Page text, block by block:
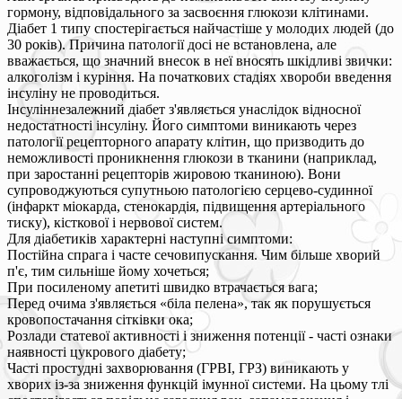
гормону, відповідального за засвоєння глюкози клітинами.
Діабет 1 типу спостерігається найчастіше у молодих людей (до
30 років). Причина патології досі не встановлена, але
вважається, що значний внесок в неї вносять шкідливі звички:
алкоголізм і куріння. На початкових стадіях хвороби введення
інсуліну не проводиться.
Інсуліннезалежний діабет з'являється унаслідок відносної
недостатності інсуліну. Його симптоми виникають через
патології рецепторного апарату клітин, що призводить до
неможливості проникнення глюкози в тканини (наприклад,
при заростанні рецепторів жировою тканиною). Вони
супроводжуються супутньою патологією серцево-судинної
(інфаркт міокарда, стенокардія, підвищення артеріального
тиску), кісткової і нервової систем.
Для діабетиків характерні наступні симптоми:
Постійна спрага і часте сечовипускання. Чим більше хворий
п'є, тим сильніше йому хочеться;
При посиленому апетиті швидко втрачається вага;
Перед очима з'являється «біла пелена», так як порушується
кровопостачання сітківки ока;
Розлади статевої активності і зниження потенції - часті ознаки
наявності цукрового діабету;
Часті простудні захворювання (ГРВІ, ГРЗ) виникають у
хворих із-за зниження функцій імунної системи. На цьому тлі